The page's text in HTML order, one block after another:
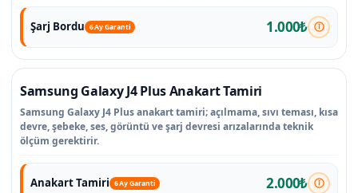
Şarj Bordu 6 Ay Garanti 1.000₺
Samsung Galaxy J4 Plus Anakart Tamiri
Samsung Galaxy J4 Plus anakart tamiri; açılmama, sıvı teması, kısa
devre, şebeke, ses, görüntü ve şarj devresi arızalarında teknik
ölçüm gerektirir.
Anakart Tamiri 6 Ay Garanti 2.000₺